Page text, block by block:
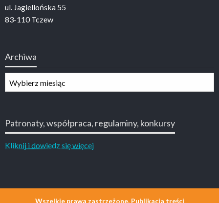
ul. Jagiellońska 55
83-110 Tczew
Archiwa
Patronaty, współpraca, regulaminy, konkursy
Kliknij i dowiedz się więcej
Wszelkie prawa zastrzeżone. Publikacja treści